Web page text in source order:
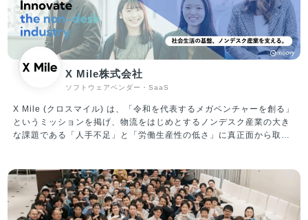
X Mile株式会社
ソフトウェアベンダー・SaaS
X Mile (クロスマイル) は、「令和を代表するメガベンチャーを創る」
というミッションを掲げ、物流をはじめとするノンデスク産業の大き
な課題である「人手不足」と「労働生産性の低さ」に真正面から取り
事業」と「ITプラットフォーム事業」を軸に事業を推進しています。
①人材プラットフォーム事業 転職したいノンデスクワーカーと企業と
を結びつけるサービスを提供中。現在展開しているサービスは、ノン
デスク事業者向けの人材採用システム『X Work（クロスワーク）』、